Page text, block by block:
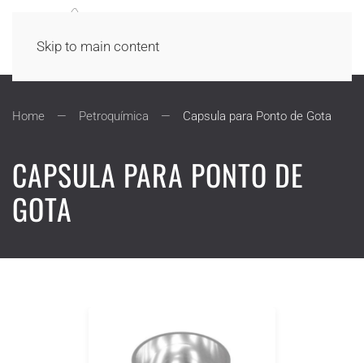
Skip to main content
Home Petroquímica Capsula para Ponto de Gota
CAPSULA PARA PONTO DE
GOTA